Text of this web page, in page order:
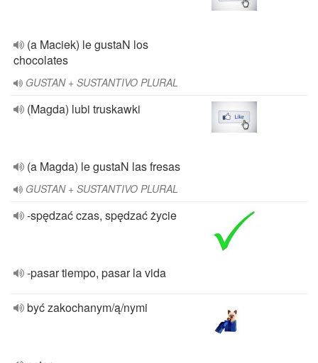
(a Maciek) le gustaN los
chocolates
GUSTAN + SUSTANTIVO PLURAL
(Magda) lubi truskawki
(a Magda) le gustaN las fresas
GUSTAN + SUSTANTIVO PLURAL
-spędzać czas, spędzać życie
-pasar tiempo, pasar la vida
być zakochanym/ą/nymi